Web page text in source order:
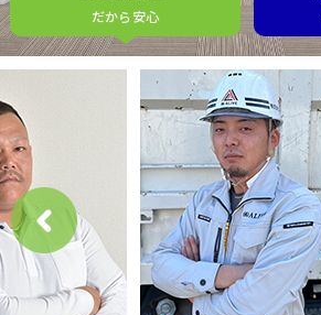
だから安心